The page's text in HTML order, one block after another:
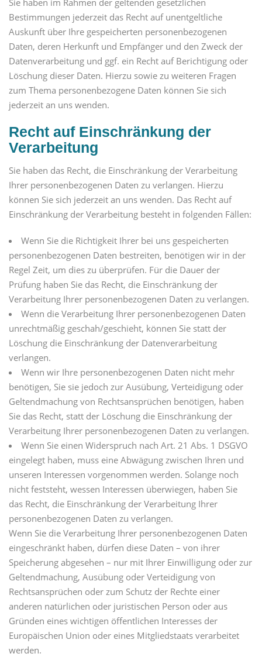
Sie haben im Rahmen der geltenden gesetzlichen
Bestimmungen jederzeit das Recht auf unentgeltliche
Auskunft über Ihre gespeicherten personenbezogenen
Daten, deren Herkunft und Empfänger und den Zweck der
Datenverarbeitung und ggf. ein Recht auf Berichtigung oder
Löschung dieser Daten. Hierzu sowie zu weiteren Fragen
zum Thema personenbezogene Daten können Sie sich
jederzeit an uns wenden.
Recht auf Einschränkung der
Verarbeitung
Sie haben das Recht, die Einschränkung der Verarbeitung
Ihrer personenbezogenen Daten zu verlangen. Hierzu
können Sie sich jederzeit an uns wenden. Das Recht auf
Einschränkung der Verarbeitung besteht in folgenden Fällen:
Wenn Sie die Richtigkeit Ihrer bei uns gespeicherten
personenbezogenen Daten bestreiten, benötigen wir in der
Regel Zeit, um dies zu überprüfen. Für die Dauer der
Prüfung haben Sie das Recht, die Einschränkung der
Verarbeitung Ihrer personenbezogenen Daten zu verlangen.
Wenn die Verarbeitung Ihrer personenbezogenen Daten
unrechtmäßig geschah/geschieht, können Sie statt der
Löschung die Einschränkung der Datenverarbeitung
verlangen.
Wenn wir Ihre personenbezogenen Daten nicht mehr
benötigen, Sie sie jedoch zur Ausübung, Verteidigung oder
Geltendmachung von Rechtsansprüchen benötigen, haben
Sie das Recht, statt der Löschung die Einschränkung der
Verarbeitung Ihrer personenbezogenen Daten zu verlangen.
Wenn Sie einen Widerspruch nach Art. 21 Abs. 1 DSGVO
eingelegt haben, muss eine Abwägung zwischen Ihren und
unseren Interessen vorgenommen werden. Solange noch
nicht feststeht, wessen Interessen überwiegen, haben Sie
das Recht, die Einschränkung der Verarbeitung Ihrer
personenbezogenen Daten zu verlangen.
Wenn Sie die Verarbeitung Ihrer personenbezogenen Daten
eingeschränkt haben, dürfen diese Daten – von ihrer
Speicherung abgesehen – nur mit Ihrer Einwilligung oder zur
Geltendmachung, Ausübung oder Verteidigung von
Rechtsansprüchen oder zum Schutz der Rechte einer
anderen natürlichen oder juristischen Person oder aus
Gründen eines wichtigen öffentlichen Interesses der
Europäischen Union oder eines Mitgliedstaats verarbeitet
werden.